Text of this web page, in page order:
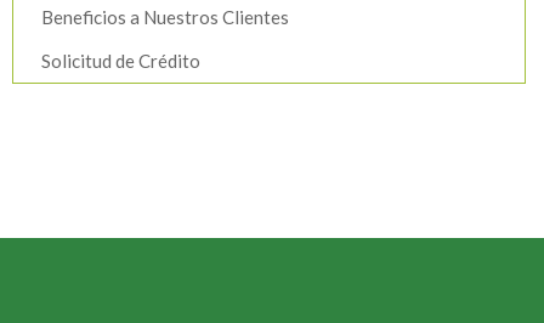
Beneficios a Nuestros Clientes
Solicitud de Crédito